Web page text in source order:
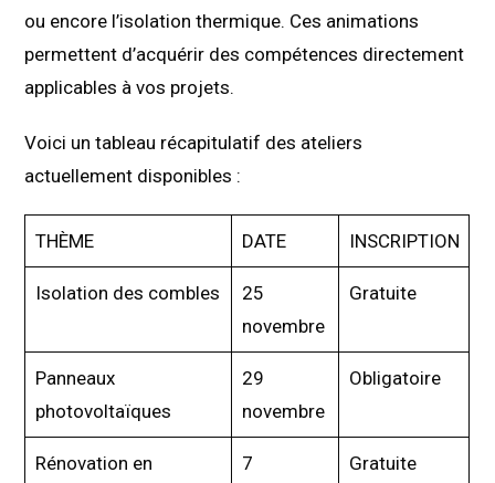
ou encore l’isolation thermique. Ces animations
permettent d’acquérir des compétences directement
applicables à vos projets.
Voici un tableau récapitulatif des ateliers
actuellement disponibles :
THÈME DATE INSCRIPTION
Isolation des combles
25
novembre
Gratuite
Panneaux
photovoltaïques
29
novembre
Obligatoire
Rénovation en
7
Gratuite